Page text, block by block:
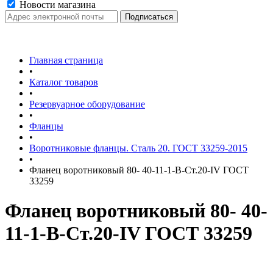
Новости магазина
Главная страница
•
Каталог товаров
•
Резервуарное оборудование
•
Фланцы
•
Воротниковые фланцы. Сталь 20. ГОСТ 33259-2015
•
Фланец воротниковый 80- 40-11-1-B-Ст.20-IV ГОСТ
33259
Фланец воротниковый 80- 40-
11-1-B-Ст.20-IV ГОСТ 33259